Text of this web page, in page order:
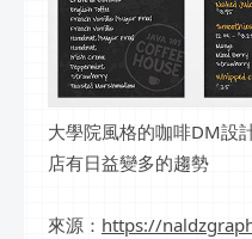
大學院風格的咖啡DM設
店有日益變多的趨勢
來源： https://